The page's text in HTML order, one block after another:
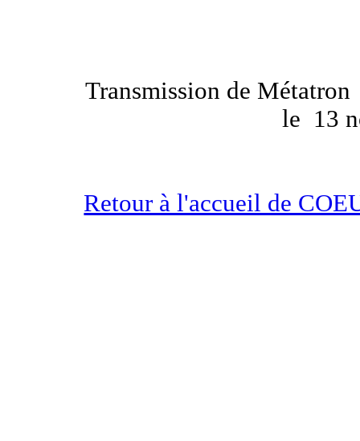
Transmission de Métatron
le 13
Retour à l'accueil de